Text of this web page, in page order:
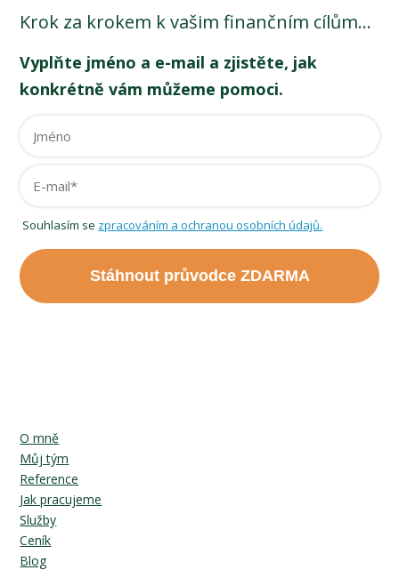
Krok za krokem k vašim finančním cílům...
Vyplňte jméno a e-mail a zjistěte, jak
konkrétně vám můžeme pomoci.
Souhlasím se zpracováním a ochranou osobních údajů.
Stáhnout průvodce ZDARMA
O mně
Můj tým
Reference
Jak pracujeme
Služby
Ceník
Blog